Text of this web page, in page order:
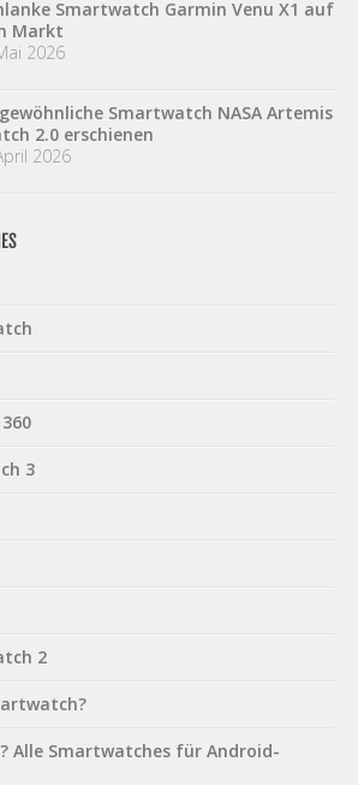
Smartwatch Garmin Venu X1 auf
Markt
2026
Smartwatch NASA Artemis
2.0 erschienen
2026
3
2
Alle Smartwatches für Android-